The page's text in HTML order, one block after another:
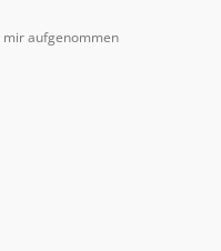
mir aufgenommen